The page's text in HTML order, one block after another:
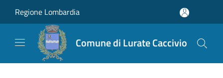
Regione Lombardia
Comune di Lurate Caccivio